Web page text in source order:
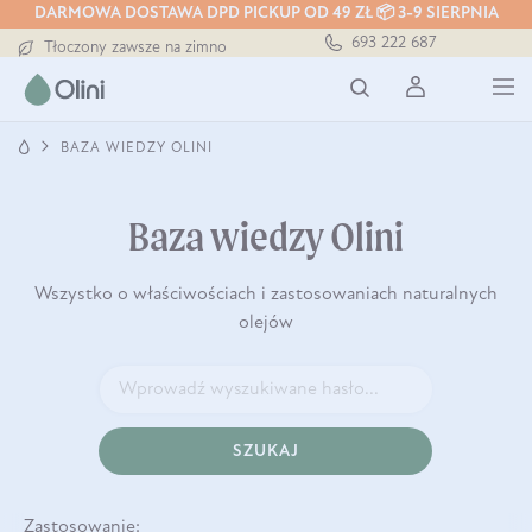
DARMOWA DOSTAWA DPD PICKUP OD 49 ZŁ 📦 3-9 SIERPNIA
Darmowa dostawa od 199 zł
Tłoczony zawsze na zimno
Darmowa dostawa od 199 zł
693 222 687
BAZA WIEDZY OLINI
Baza wiedzy Olini
Wszystko o właściwościach i zastosowaniach naturalnych
olejów
SZUKAJ
Zastosowanie: